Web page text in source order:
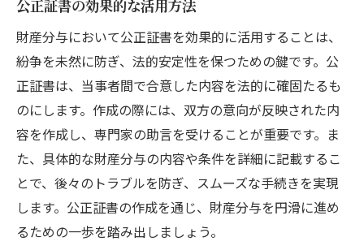
公正証書の効果的な活用方法
財産分与において公正証書を効果的に活用することは、
紛争を未然に防ぎ、法的安定性を保つための鍵です。公
正証書は、当事者間で合意した内容を法的に確固たるも
のにします。作成の際には、双方の意向が反映された内
容を作成し、専門家の助言を受けることが重要です。ま
た、具体的な財産分与の内容や条件を詳細に記載するこ
とで、後々のトラブルを防ぎ、スムーズな手続きを実現
します。公正証書の作成を通じ、財産分与を円滑に進め
るための一歩を踏み出しましょう。